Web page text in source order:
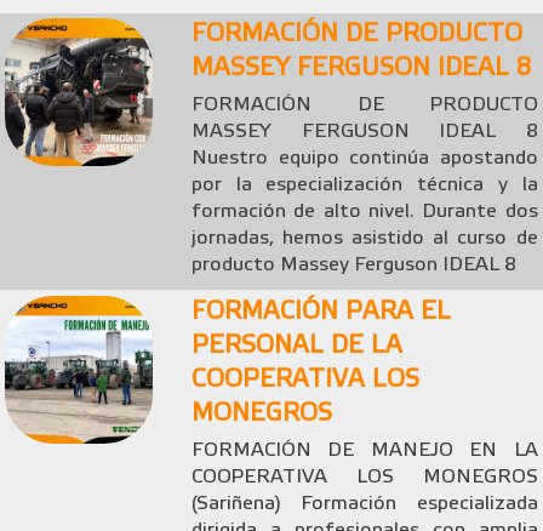
FORMACIÓN DE PRODUCTO
MASSEY FERGUSON IDEAL 8
FORMACIÓN DE PRODUCTO
MASSEY FERGUSON IDEAL 8
Nuestro equipo continúa apostando
por la especialización técnica y la
formación de alto nivel. Durante dos
jornadas, hemos asistido al curso de
producto Massey Ferguson IDEAL 8
FORMACIÓN PARA EL
PERSONAL DE LA
COOPERATIVA LOS
MONEGROS
FORMACIÓN DE MANEJO EN LA
COOPERATIVA LOS MONEGROS
(Sariñena) Formación especializada